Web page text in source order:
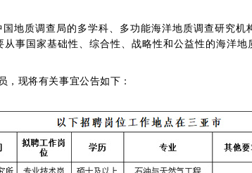
地质调查局的多学科、多功能海洋地质调查研究
事国家基础性、综合性、战略性和公益性的海洋地
， 现将有关事宜公告如下：